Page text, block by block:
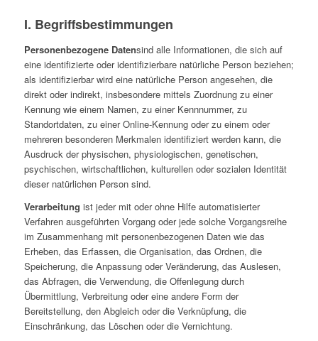
I. Begriffsbestimmungen
Personenbezogene Datensind alle Informationen, die sich auf
eine identifizierte oder identifizierbare natürliche Person beziehen;
als identifizierbar wird eine natürliche Person angesehen, die
direkt oder indirekt, insbesondere mittels Zuordnung zu einer
Kennung wie einem Namen, zu einer Kennnummer, zu
Standortdaten, zu einer Online-Kennung oder zu einem oder
mehreren besonderen Merkmalen identifiziert werden kann, die
Ausdruck der physischen, physiologischen, genetischen,
psychischen, wirtschaftlichen, kulturellen oder sozialen Identität
dieser natürlichen Person sind.
Verarbeitung ist jeder mit oder ohne Hilfe automatisierter
Verfahren ausgeführten Vorgang oder jede solche Vorgangsreihe
im Zusammenhang mit personenbezogenen Daten wie das
Erheben, das Erfassen, die Organisation, das Ordnen, die
Speicherung, die Anpassung oder Veränderung, das Auslesen,
das Abfragen, die Verwendung, die Offenlegung durch
Übermittlung, Verbreitung oder eine andere Form der
Bereitstellung, den Abgleich oder die Verknüpfung, die
Einschränkung, das Löschen oder die Vernichtung.